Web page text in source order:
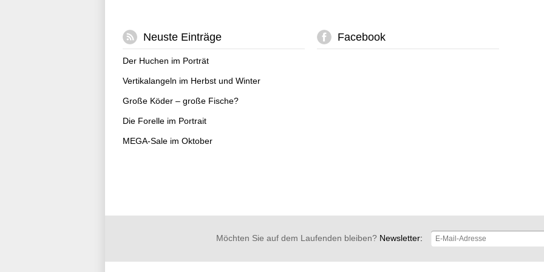
Neuste Einträge
Der Huchen im Porträt
Vertikalangeln im Herbst und Winter
Große Köder – große Fische?
Die Forelle im Portrait
MEGA-Sale im Oktober
Facebook
Möchten Sie auf dem Laufenden bleiben?Newsletter: